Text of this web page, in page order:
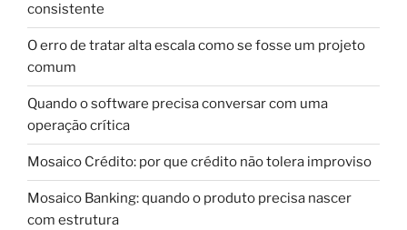
consistente
O erro de tratar alta escala como se fosse um projeto
comum
Quando o software precisa conversar com uma
operação crítica
Mosaico Crédito: por que crédito não tolera improviso
Mosaico Banking: quando o produto precisa nascer
com estrutura